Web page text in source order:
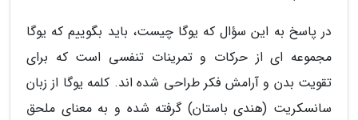
در پاسخ به این سؤال که یوگا چیست، باید بگوییم که یوگا
مجموعه ای از حرکات و تمرینات تنفسی است که برای
تقویت بدن و آرامش فکر طراحی شده اند. کلمه یوگا از زبان
سانسکریت (هندی باستان) گرفته شده و به معنای ملحق